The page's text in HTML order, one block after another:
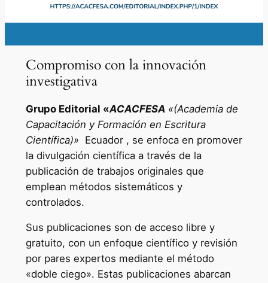
Compromiso con la innovación
investigativa
Grupo Editorial «ACACFESA «(Academia de
Capacitación y Formación en Escritura
Científica)» Ecuador , se enfoca en promover
la divulgación científica a través de la
publicación de trabajos originales que
emplean métodos sistemáticos y
controlados.
Sus publicaciones son de acceso libre y
gratuito, con un enfoque científico y revisión
por pares expertos mediante el método
«doble ciego». Estas publicaciones abarcan